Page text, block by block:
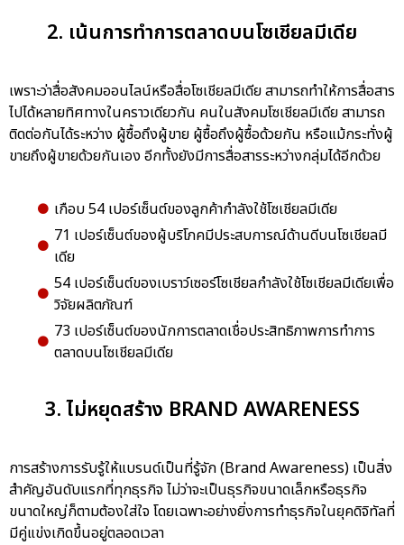
2. เน้นการทำการตลาดบนโซเชียลมีเดีย
เพราะว่าสื่อสังคมออนไลน์หรือสื่อโซเชียลมีเดีย สามารถทำให้การสื่อสาร
ไปได้หลายทิศทางในคราวเดียวกัน คนในสังคมโซเชียลมีเดีย สามารถ
ติดต่อกันได้ระหว่าง ผู้ซื้อถึงผู้ขาย ผู้ซื้อถึงผู้ซื้อด้วยกัน หรือแม้กระทั่งผู้
ขายถึงผู้ขายด้วยกันเอง อีกทั้งยังมีการสื่อสารระหว่างกลุ่มได้อีกด้วย
เกือบ 54 เปอร์เซ็นต์ของลูกค้ากำลังใช้โซเชียลมีเดีย
71 เปอร์เซ็นต์ของผู้บริโภคมีประสบการณ์ด้านดีบนโซเชียลมี
เดีย
54 เปอร์เซ็นต์ของเบราว์เซอร์โซเชียลกำลังใช้โซเชียลมีเดียเพื่อ
วิจัยผลิตภัณฑ์
73 เปอร์เซ็นต์ของนักการตลาดเชื่อประสิทธิภาพการทำการ
ตลาดบนโซเชียลมีเดีย
3. ไม่หยุดสร้าง BRAND AWARENESS
การสร้างการรับรู้ให้แบรนด์เป็นที่รู้จัก (Brand Awareness) เป็นสิ่ง
สำคัญอันดับแรกที่ทุกธุรกิจ ไม่ว่าจะเป็นธุรกิจขนาดเล็กหรือธุรกิจ
ขนาดใหญ่ก็ตามต้องใส่ใจ โดยเฉพาะอย่างยิ่งการทำธุรกิจในยุคดิจิทัลที่
มีคู่แข่งเกิดขึ้นอยู่ตลอดเวลา